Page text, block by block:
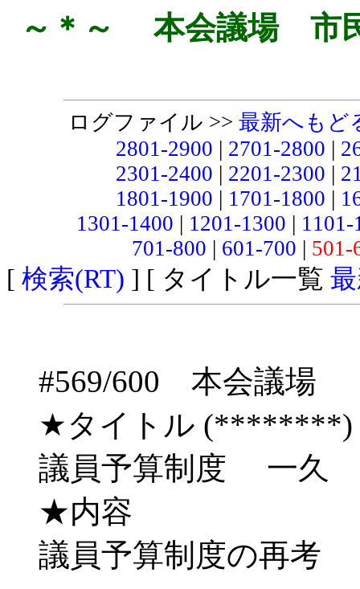
～＊～ 本会議場 市
ログファイル >> 最新へもど
2801-2900 | 2701-2800 |
2301-2400 | 2201-2300 |
1801-1900 | 1701-1800 |
1301-1400 | 1201-1300 |
701-800 | 601-700 |
[ 検索(RT) ] [ タイトル一覧
#569/600 本会議場
★タイトル (********)
議員予算制度 一久
★内容
議員予算制度の再考